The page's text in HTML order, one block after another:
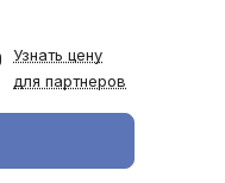
Узнать цену
для партнеров